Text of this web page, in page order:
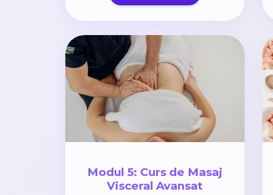
Modul 5: Curs de Masaj
Visceral Avansat